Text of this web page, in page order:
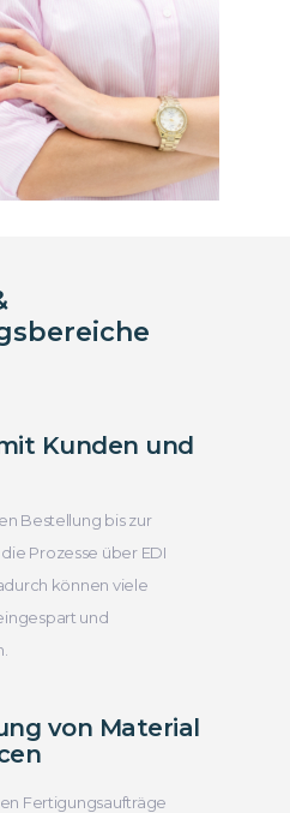
Kunden und
Bestellung bis zur
Prozesse über EDI
können viele
und
von Material
Fertigungsaufträge